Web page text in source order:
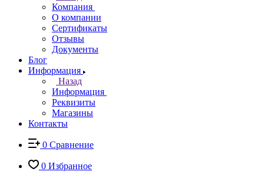
Компания
О компании
Сертификаты
Отзывы
Документы
Блог
Информация
Назад
Информация
Реквизиты
Магазины
Контакты
0 Сравнение
0 Избранное